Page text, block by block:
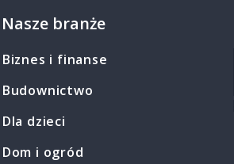
Nasze branże
Biznes i finanse
Budownictwo
Dla dzieci
Dom i ogród